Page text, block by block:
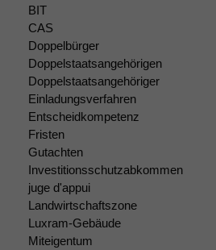
BIT
CAS
Doppelbürger
Doppelstaatsangehörigen
Doppelstaatsangehöriger
Einladungsverfahren
Entscheidkompetenz
Fristen
Gutachten
Investitionsschutzabkommen
juge d'appui
Landwirtschaftszone
Luxram-Gebäude
Miteigentum